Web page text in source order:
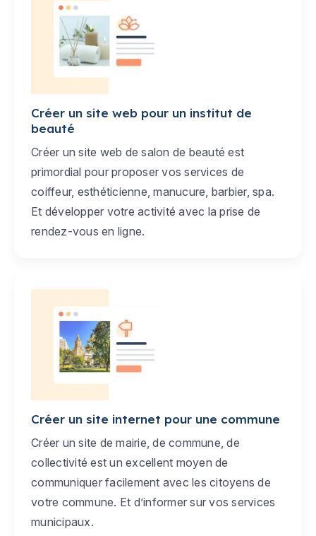
Créer un site web pour un institut de
beauté
Créer un site web de salon de beauté est
primordial pour proposer vos services de
coiffeur, esthéticienne, manucure, barbier, spa.
Et développer votre activité avec la prise de
rendez-vous en ligne.
Créer un site internet pour une commune
Créer un site de mairie, de commune, de
collectivité est un excellent moyen de
communiquer facilement avec les citoyens de
votre commune. Et d’informer sur vos services
municipaux.